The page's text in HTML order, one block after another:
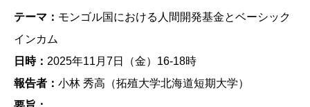
テーマ： モンゴル国における人間開発基金とベーシック
インカム
日時： 2025年11月7日（金）16-18時
報告者： 小林 秀高（拓殖大学北海道短期大学）